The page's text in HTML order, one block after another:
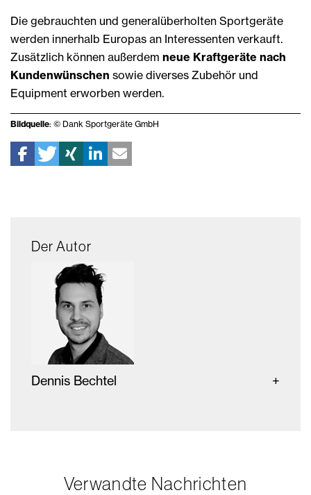
Die gebrauchten und generalüberholten Sportgeräte
werden innerhalb Europas an Interessenten verkauft.
Zusätzlich können außerdem neue Kraftgeräte nach
Kundenwünschen sowie diverses Zubehör und
Equipment erworben werden.
Bildquelle: © Dank Sportgeräte GmbH
Der Autor
Dennis Bechtel
Verwandte Nachrichten